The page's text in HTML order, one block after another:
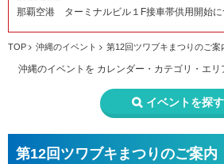
那覇空港 ターミナルビル１F接車帯供用開始に
TOP 沖縄のイベント 第12回ツワブキまつりのご案
沖縄のイベントを カレンダー・カテゴリ・エリ
イベントを探す
第12回ツワブキまつりのご案内